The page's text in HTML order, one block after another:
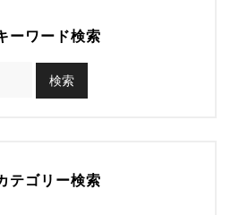
ーワード検索
テゴリー検索